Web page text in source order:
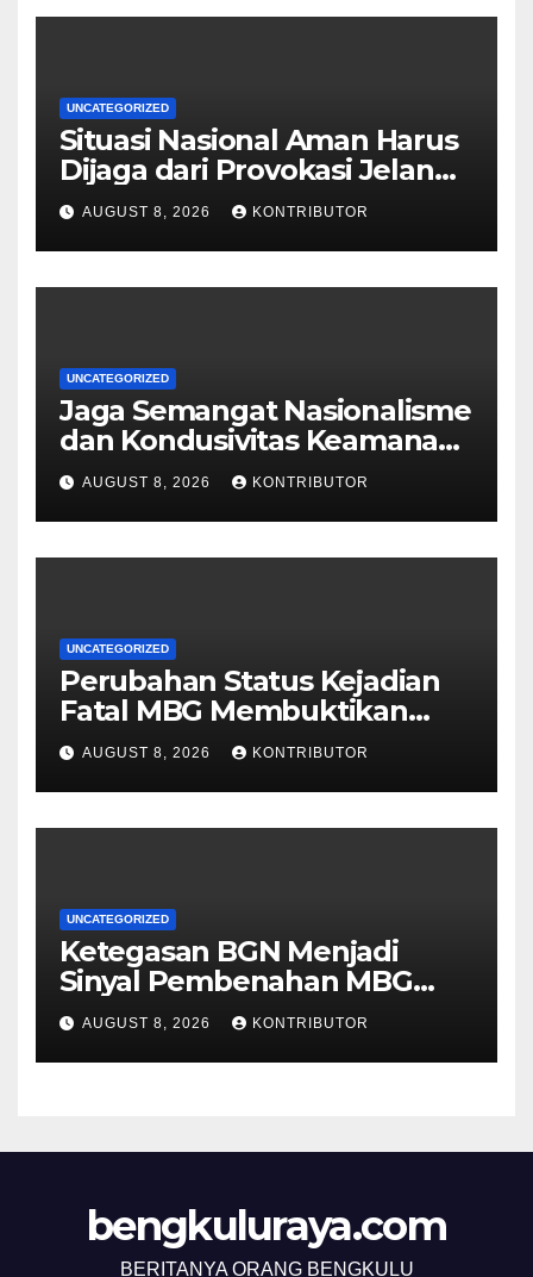
UNCATEGORIZED
Situasi Nasional Aman Harus
Dijaga dari Provokasi Jelang
HUT ke-81 RI
AUGUST 8, 2026 KONTRIBUTOR
UNCATEGORIZED
Jaga Semangat Nasionalisme
dan Kondusivitas Keamanan
Papua Jelang HUT Ke-81 RI
AUGUST 8, 2026 KONTRIBUTOR
UNCATEGORIZED
Perubahan Status Kejadian
Fatal MBG Membuktikan
Pemerintah Tidak Main-main
AUGUST 8, 2026 KONTRIBUTOR
UNCATEGORIZED
Ketegasan BGN Menjadi
Sinyal Pembenahan MBG
Berjalan Lebih Serius
AUGUST 8, 2026 KONTRIBUTOR
bengkuluraya.com
BERITANYA ORANG BENGKULU